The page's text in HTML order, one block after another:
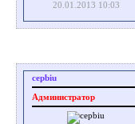
20.01.2013 10:03
cepbiu
Администратор